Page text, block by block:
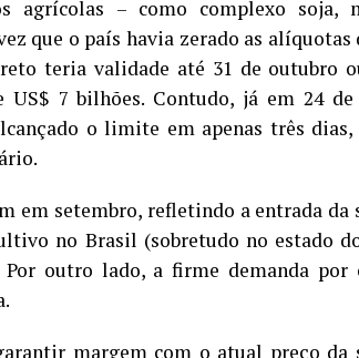
agrícolas – como complexo soja,
que o país havia zerado as alíquotas
teria validade até 31 de outubro
7 bilhões. Contudo, já em 24
o limite em apenas três dias,
em setembro, refletindo a entrada da
no Brasil (sobretudo no estado
Por outro lado, a firme demanda por
margem com o atual preço da